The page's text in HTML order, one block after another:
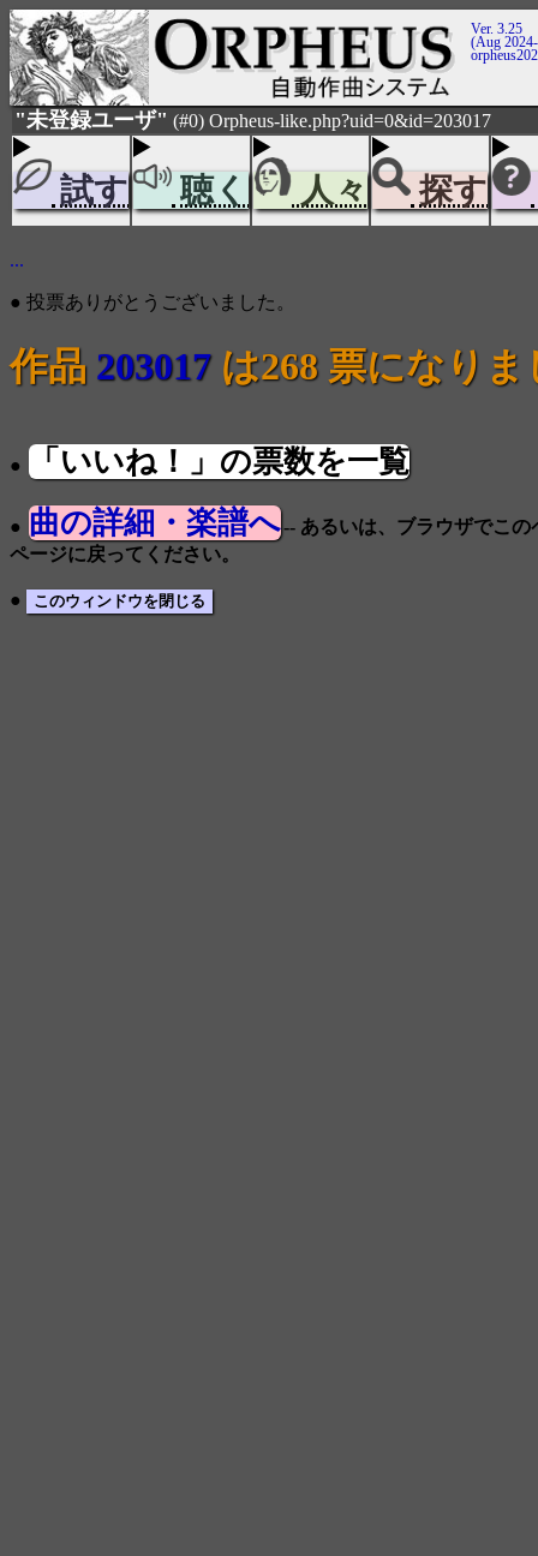
Ver. 3.25
(Aug
"未登録ユーザ" (#0) Orpheus-like.php?uid=0&id=203017
試す 聴く 人々 探す
...
● 投票ありがとうございました。
作品 203017は268 票になりま
● 「いいね！」の票数を一覧
● 曲の詳細・楽譜へ-- あるいは、ブラウザでこ
ページに戻ってください。
●